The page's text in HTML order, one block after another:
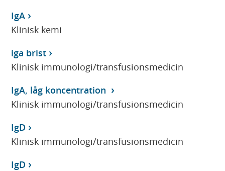
IgA
Klinisk kemi
iga brist
Klinisk immunologi/transfusionsmedicin
IgA, låg koncentration
Klinisk immunologi/transfusionsmedicin
IgD
Klinisk immunologi/transfusionsmedicin
IgD